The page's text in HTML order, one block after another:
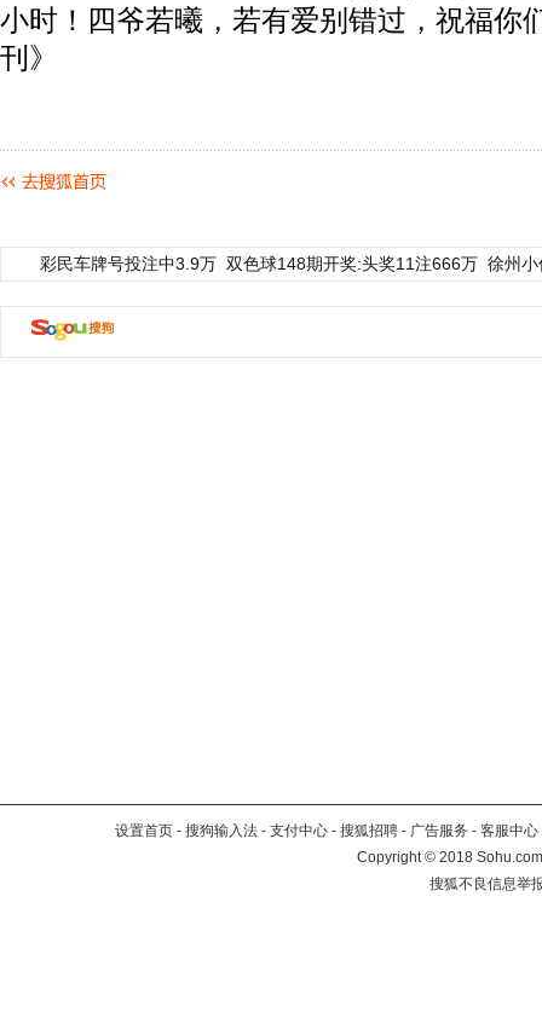
小时！四爷若曦，若有爱别错过，祝福你
刊》
彩民车牌号投注中3.9万 双色球148期开奖:头奖11注666万 徐州
设置首页 - 搜狗输入法 - 支付中心 - 搜狐招聘 - 广告服务 - 客服中心
Copyright©2018
搜狐不良信息举